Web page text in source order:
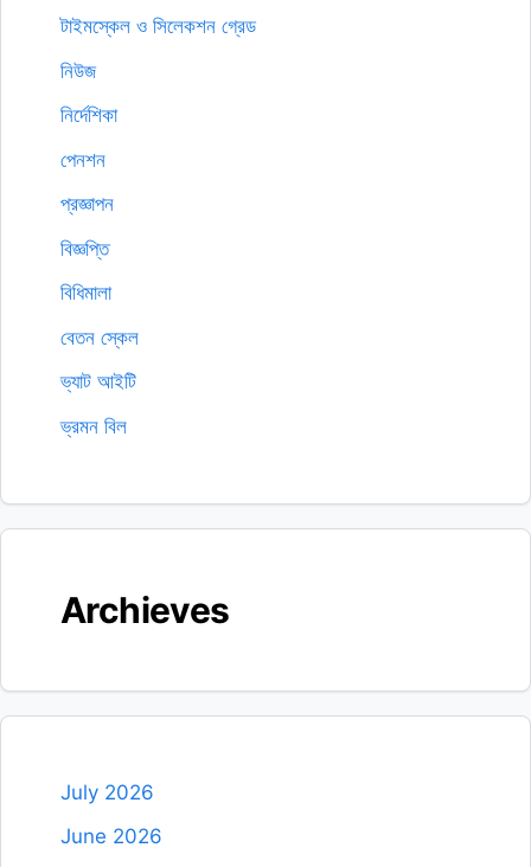
টাইমস্কেল ও সিলেকশন গ্রেড
নিউজ
নির্দেশিকা
পেনশন
প্রজ্ঞাপন
বিজ্ঞপ্তি
বিধিমালা
বেতন স্কেল
ভ্যাট আইটি
ভ্রমন বিল
Archieves
July 2026
June 2026